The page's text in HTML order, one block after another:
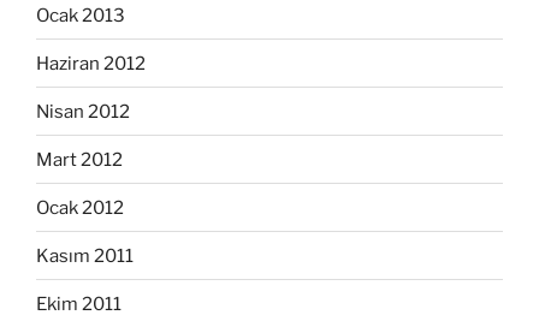
Ocak 2013
Haziran 2012
Nisan 2012
Mart 2012
Ocak 2012
Kasım 2011
Ekim 2011